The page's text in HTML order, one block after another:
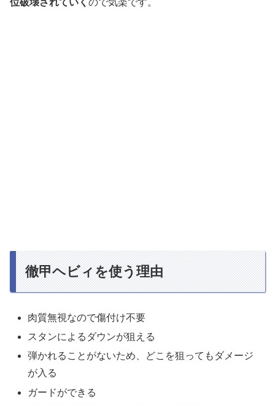
徹甲ヘビィを使う理由
肉質無視なので傷付け不要
スタンによるダウンが狙える
弾かれることがないため、どこを狙ってもダメージ
が入る
ガードができる